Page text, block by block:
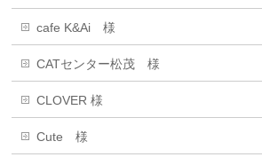
cafe K&Ai 様
CATセンター松茂 様
CLOVER 様
Cute 様